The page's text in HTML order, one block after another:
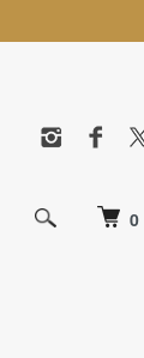
0